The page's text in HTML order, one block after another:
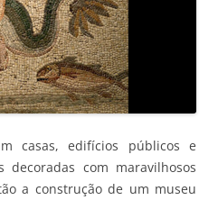
casas, edifícios públicos e
decoradas com maravilhosos
a construção de um museu